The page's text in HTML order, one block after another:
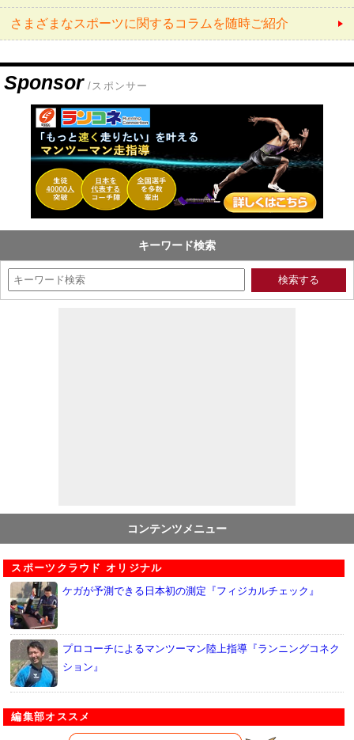
さまざまなスポーツに関するコラムを随時ご紹介
Sponsor /スポンサー
キーワード検索
コンテンツメニュー
スポーツクラウド オリジナル
ケガが予測できる日本初の測定『フィジカルチェック』
プロコーチによるマンツーマン陸上指導『ランニングコネク
ション』
編集部オススメ